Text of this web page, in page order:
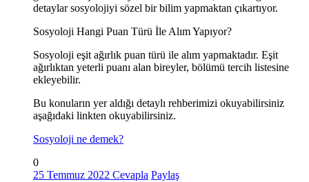
detaylar sosyolojiyi sözel bir bilim yapmaktan çıkartıyor.
Sosyoloji Hangi Puan Türü İle Alım Yapıyor?
Sosyoloji eşit ağırlık puan türü ile alım yapmaktadır. Eşit
ağırlıktan yeterli puanı alan bireyler, bölümü tercih listesine
ekleyebilir.
Bu konuların yer aldığı detaylı rehberimizi okuyabilirsiniz
aşağıdaki linkten okuyabilirsiniz.
Sosyoloji ne demek?
0
25 Temmuz 2022 Cevapla Paylaş